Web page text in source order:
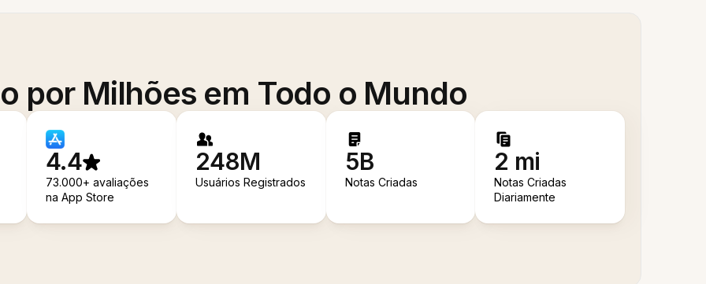
por Milhões em Todo o Mundo
4.4
73.000+ avaliações
na App Store
248M
Usuários Registrados
5B
Notas Criadas
2 mi
Notas Criadas
Diariamente